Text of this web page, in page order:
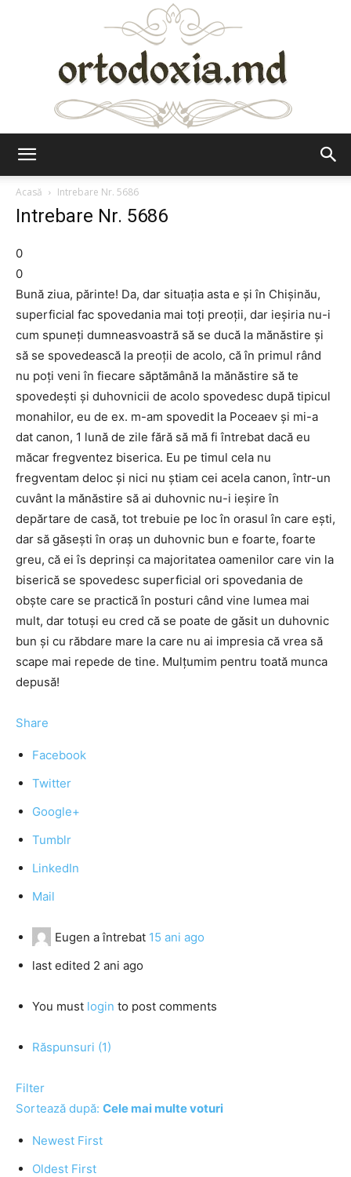
Acasă
Intrebare Nr. 5686
Intrebare Nr. 5686
0
0
Bună ziua, părinte! Da, dar situația asta e și în Chișinău,
superficial fac spovedania mai toți preoții, dar ieşiria nu-i
cum spuneți dumneasvoastră să se ducă la mănăstire și
să se spovedească la preoții de acolo, că în primul rând
nu poți veni în fiecare săptămână la mănăstire să te
spovedești și duhovnicii de acolo spovedesc după tipicul
monahilor, eu de ex. m-am spovedit la Poceaev și mi-a
dat canon, 1 lună de zile fără să mă fi întrebat dacă eu
măcar fregventez biserica. Eu pe timul cela nu
fregventam deloc și nici nu știam cei acela canon, într-un
cuvânt la mănăstire să ai duhovnic nu-i ieșire în
depărtare de casă, tot trebuie pe loc în orasul în care ești,
dar să găsești în oraș un duhovnic bun e foarte, foarte
greu, că ei îs deprinși ca majoritatea oamenilor care vin la
biserică se spovedesc superficial ori spovedania de
obște care se practică în posturi când vine lumea mai
mult, dar totuși eu cred că se poate de găsit un duhovnic
bun și cu răbdare mare la care nu ai impresia că vrea să
scape mai repede de tine. Mulțumim pentru toată munca
depusă!
Share
Facebook
Twitter
Google+
Tumblr
LinkedIn
Mail
Eugen a întrebat 15 ani ago
last edited 2 ani ago
You must login to post comments
Răspunsuri (1)
Filter
Sortează după: Cele mai multe voturi
Newest First
Oldest First